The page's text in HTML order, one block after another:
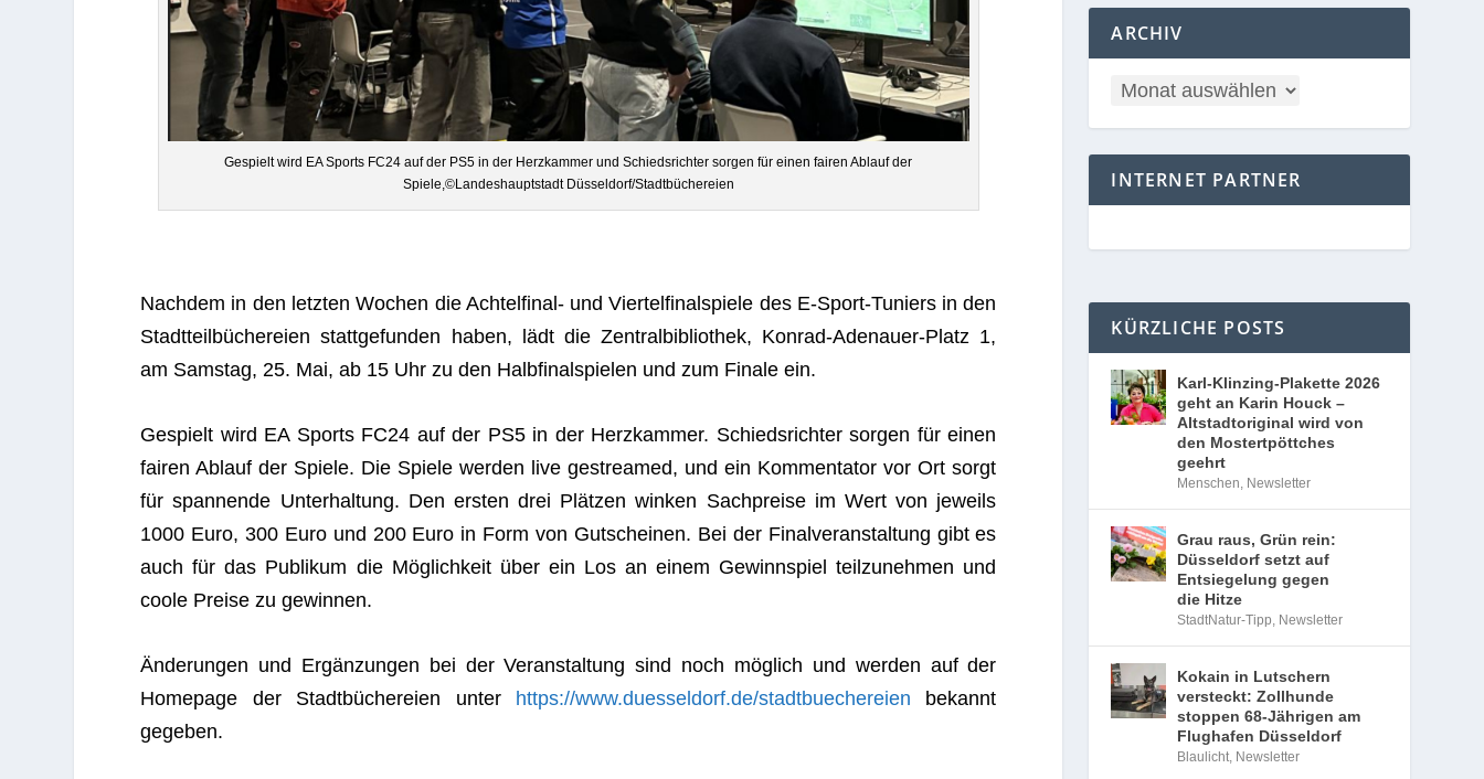
Gespielt wird EA Sports FC24 auf der PS5 in der Herz­kam­mer und Schieds­rich­ter sor­gen für einen fai­ren Ablauf der
Spiele,©Landeshauptstadt Düsseldorf/Stadtbüchereien
Nach­dem in den letz­ten Wochen die Ach­tel­fi­nal- und Vier­tel­fi­nal­spiele des E‑S­port-Tuniers in den
Stadt­teil­bü­che­reien statt­ge­fun­den haben, lädt die Zen­tral­bi­blio­thek, Kon­rad-Ade­nauer-Platz 1,
am Sams­tag, 25. Mai, ab 15 Uhr zu den Halb­fi­nal­spie­len und zum Finale ein.
Gespielt wird EA Sports FC24 auf der PS5 in der Herz­kam­mer. Schieds­rich­ter sor­gen für einen
fai­ren Ablauf der Spiele. Die Spiele wer­den live gestrea­med, und ein Kom­men­ta­tor vor Ort sorgt
für span­nende Unter­hal­tung. Den ers­ten drei Plät­zen win­ken Sach­preise im Wert von jeweils
1000 Euro, 300 Euro und 200 Euro in Form von Gut­schei­nen. Bei der Final­ver­an­stal­tung gibt es
auch für das Publi­kum die Mög­lich­keit über ein Los an einem Gewinn­spiel teil­zu­neh­men und
coole Preise zu gewinnen.
Ände­run­gen und Ergän­zun­gen bei der Ver­an­stal­tung sind noch mög­lich und wer­den auf der
Home­page der Stadt­bü­che­reien unter https://www.duesseldorf.de/stadtbuechereien bekannt
gegeben.
ARCHIV
INTERNET PARTNER
KÜRZLICHE POSTS
Karl-Klinzing-Plakette 2026
geht an Karin Houck –
Altstadtoriginal wird von
den Mostertpöttches
geehrt
Menschen, Newsletter
Grau raus, Grün rein:
Düsseldorf setzt auf
Entsiegelung gegen
die Hitze
StadtNatur-Tipp, Newsletter
Kokain in Lutschern
versteckt: Zollhunde
stoppen 68-Jährigen am
Flughafen Düsseldorf
Blaulicht, Newsletter